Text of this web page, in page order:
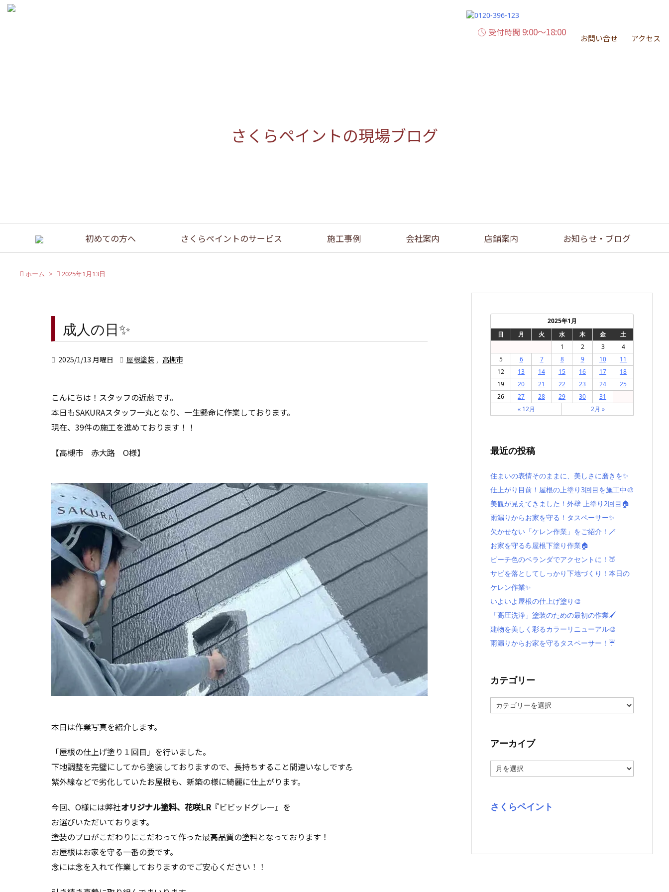
受付時間 9:00～18:00
お問い合せ アクセス
さくらペイントの現場ブログ
初めての方へ さくらペイントのサービス 施工事例 会社案内 店舗案内 お知らせ・ブログ
 ホーム >  2025年1月13日
成人の日✨
 2025/1/13 月曜日  屋根塗装 , 高槻市
こんにちは！スタッフの近藤です。
本日もSAKURAスタッフ一丸となり、一生懸命に作業しております。
現在、39件の施工を進めております！！
【高槻市 赤大路 O様】
本日は作業写真を紹介します。
「屋根の仕上げ塗り１回目」を行いました。
下地調整を完璧にしてから塗装しておりますので、長持ちすること間違いなしです💪
紫外線などで劣化していたお屋根も、新築の様に綺麗に仕上がります。
今回、O様には弊社オリジナル塗料、花咲LR 『ビビッドグレー』を
お選びいただいております。
塗装のプロがこだわりにこだわって作った最高品質の塗料となっております！
お屋根はお家を守る一番の要です。
念には念を入れて作業しておりますのでご安心ください！！
2025年1月
日
月 火 水 木 金
土
1
2 3
4
5
6 7 8 9 10
11
12
13 14 15 16 17
18
19
20 21 22 23 24
25
26
27 28 29 30
31
« 12月
2月 »
最近の投稿
住まいの表情そのままに、美しさに磨きを✨
仕上がり目前！屋根の上塗り3回目を施工中🎨
美観が見えてきました！外壁 上塗り2回目🏠
雨漏りからお家を守る！タスペーサー✨
欠かせない「ケレン作業」をご紹介！🪄
お家を守る💪屋根下塗り作業🏠
ピーチ色のベランダでアクセントに！🍑
サビを落としてしっかり下地づくり！本日の
ケレン作業✨
いよいよ屋根の仕上げ塗り🎨
「高圧洗浄」塗装のための最初の作業🖌️
建物を美しく彩るカラーリニューアル🎨
雨漏りからお家を守るタスペーサー！☔
カテゴリー
テ
ー
アーカイブ
ー
ブ
さくらペイント